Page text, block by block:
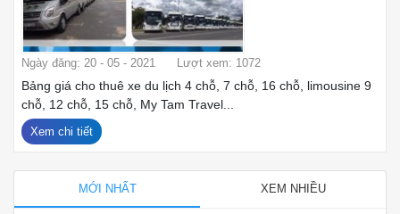
Ngày đăng: 20 - 05 - 2021 Lượt xem: 1072
Bảng giá cho thuê xe du lịch 4 chỗ, 7 chỗ, 16 chỗ, limousine 9
chỗ, 12 chỗ, 15 chỗ, My Tam Travel...
Xem chi tiết
MỚI NHẤT XEM NHIỀU